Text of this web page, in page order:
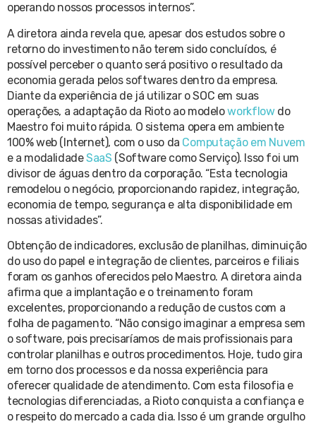
operando nossos processos internos”.
A diretora ainda revela que, apesar dos estudos sobre o
retorno do investimento não terem sido concluídos, é
possível perceber o quanto será positivo o resultado da
economia gerada pelos softwares dentro da empresa.
Diante da experiência de já utilizar o SOC em suas
operações, a adaptação da Rioto ao modeloworkflowdo
Maestro foi muito rápida. O sistema opera em ambiente
100% web (Internet), com o uso da Computação em Nuvem
e a modalidadeSaaS (Software como Serviço). Isso foi um
divisor de águas dentro da corporação. “Esta tecnologia
remodelou o negócio, proporcionando rapidez, integração,
economia de tempo, segurança e alta disponibilidade em
nossas atividades”.
Obtenção de indicadores, exclusão de planilhas, diminuição
do uso do papel e integração de clientes, parceiros e filiais
foram os ganhos oferecidos pelo Maestro. A diretora ainda
afirma que a implantação e o treinamento foram
excelentes, proporcionando a redução de custos com a
folha de pagamento. “Não consigo imaginar a empresa sem
o software, pois precisaríamos de mais profissionais para
controlar planilhas e outros procedimentos. Hoje, tudo gira
em torno dos processos e da nossa experiência para
oferecer qualidade de atendimento. Com esta filosofia e
tecnologias diferenciadas, a Rioto conquista a confiança e
o respeito do mercado a cada dia. Isso é um grande orgulho